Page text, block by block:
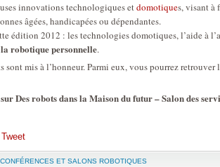
innovations technologiques etdomotiques, visant
âgées, handicapées ou dépendantes.
édition 2012 : les technologies domotiques, l’aide à
robotique personnelle.
mis à l’honneur. Parmi eux, vous pourrez retrouver
Des robots dans la Maison du futur – Salon des
Tweet
ET SALONS ROBOTIQUES